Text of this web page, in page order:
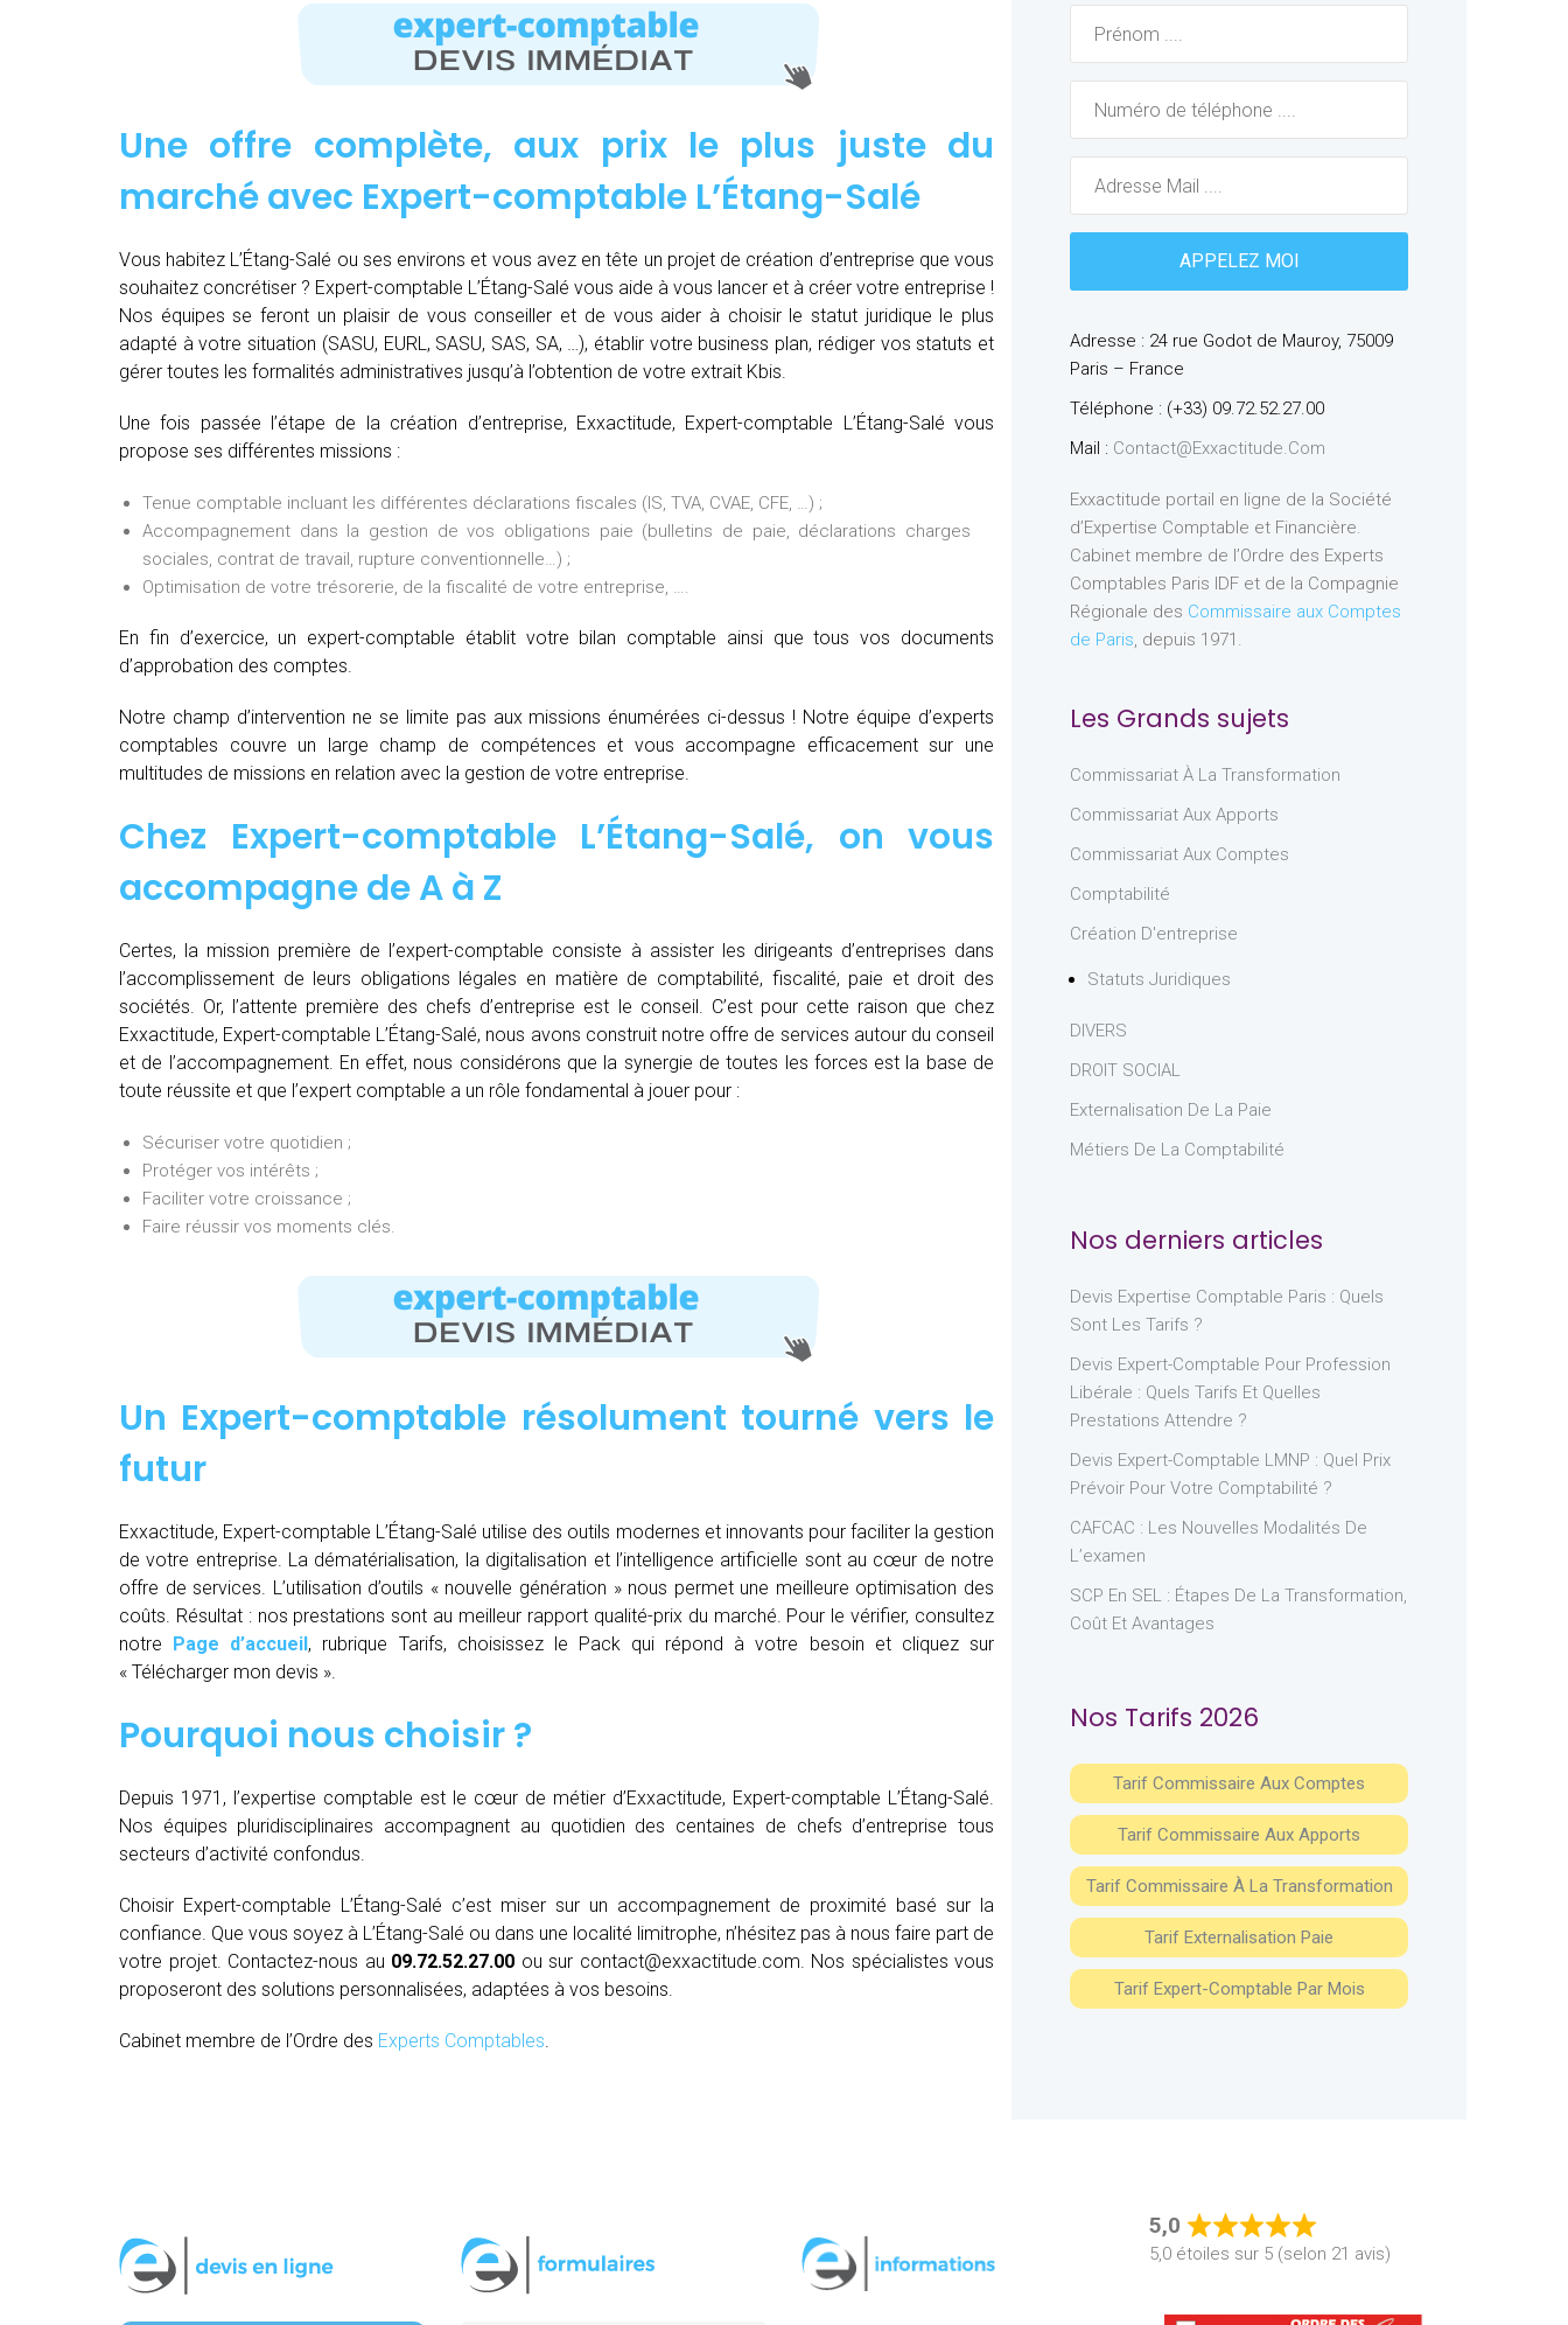
Une offre complète, aux prix le plus juste du
marché avec Expert-comptable L’Étang-Salé
Vous habitez L’Étang-Salé ou ses environs et vous avez en tête un projet de création d’entreprise que vous
souhaitez concrétiser ? Expert-comptable L’Étang-Salé vous aide à vous lancer et à créer votre entreprise !
Nos équipes se feront un plaisir de vous conseiller et de vous aider à choisir le statut juridique le plus
adapté à votre situation (SASU, EURL, SASU, SAS, SA, …), établir votre business plan, rédiger vos statuts et
gérer toutes les formalités administratives jusqu’à l’obtention de votre extrait Kbis.
Une fois passée l’étape de la création d’entreprise, Exxactitude, Expert-comptable L’Étang-Salé vous
propose ses différentes missions :
Tenue comptable incluant les différentes déclarations fiscales (IS, TVA, CVAE, CFE, …) ;
Accompagnement dans la gestion de vos obligations paie (bulletins de paie, déclarations charges
sociales, contrat de travail, rupture conventionnelle…) ;
Optimisation de votre trésorerie, de la fiscalité de votre entreprise, ….
En fin d’exercice, un expert-comptable établit votre bilan comptable ainsi que tous vos documents
d’approbation des comptes.
Notre champ d’intervention ne se limite pas aux missions énumérées ci-dessus ! Notre équipe d’experts
comptables couvre un large champ de compétences et vous accompagne efficacement sur une
multitudes de missions en relation avec la gestion de votre entreprise.
Chez Expert-comptable L’Étang-Salé, on vous
accompagne deA à Z
Certes, la mission première de l’expert-comptable consiste à assister les dirigeants d’entreprises dans
l’accomplissement de leurs obligations légales en matière de comptabilité, fiscalité, paie et droit des
sociétés. Or, l’attente première des chefs d’entreprise est le conseil. C’est pour cette raison que chez
Exxactitude, Expert-comptable L’Étang-Salé, nous avons construit notre offre de services autour du conseil
et de l’accompagnement. En effet, nous considérons que la synergie de toutes les forces est la base de
toute réussite et que l’expert comptable a un rôle fondamental à jouer pour :
Sécuriser votre quotidien ;
Protéger vos intérêts ;
Faciliter votre croissance ;
Faire réussir vos moments clés.
Un Expert-comptable résolument tourné vers le
futur
Exxactitude, Expert-comptable L’Étang-Salé utilise des outils modernes et innovants pour faciliter la gestion
de votre entreprise. La dématérialisation, la digitalisation et l’intelligence artificielle sont au cœur de notre
offre de services. L’utilisation d’outils « nouvelle génération » nous permet une meilleure optimisation des
coûts. Résultat : nos prestations sont au meilleur rapport qualité-prix du marché. Pour le vérifier, consultez
notre Page d’accueil, rubrique Tarifs, choisissez le Pack qui répond à votre besoin et cliquez sur
« Télécharger mon devis ».
Pourquoi nous choisir ?
Depuis 1971, l’expertise comptable est le cœur de métier d’Exxactitude, Expert-comptable L’Étang-Salé.
Nos équipes pluridisciplinaires accompagnent au quotidien des centaines de chefs d’entreprise tous
secteurs d’activité confondus.
Choisir Expert-comptable L’Étang-Salé c’est miser sur un accompagnement de proximité basé sur la
confiance. Que vous soyez à L’Étang-Salé ou dans une localité limitrophe, n’hésitez pas à nous faire part de
votre projet. Contactez-nous au 09.72.52.27.00 ou sur contact@exxactitude.com. Nos spécialistes vous
proposeront des solutions personnalisées, adaptées à vos besoins.
Cabinet membre de l’Ordre des Experts Comptables.
Adresse : 24 rue Godot de Mauroy, 75009
Paris – France
Téléphone : (+33) 09.72.52.27.00
Mail : Contact@exxactitude.com
Exxactitude portail en ligne de la Société
d’Expertise Comptable et Financière.
Cabinet membre de l’Ordre des Experts
Comptables Paris IDF et de la Compagnie
Régionale des Commissaire aux Comptes
de Paris, depuis 1971.
Les Grands sujets
Commissariat À La Transformation
Commissariat Aux Apports
Commissariat Aux Comptes
Comptabilité
Création D'entreprise
Statuts Juridiques
DIVERS
DROIT SOCIAL
Externalisation De La Paie
Métiers De La Comptabilité
Nos derniers articles
Devis Expertise Comptable Paris : Quels
Sont Les Tarifs ?
Devis Expert-Comptable Pour Profession
Libérale : Quels Tarifs Et Quelles
Prestations Attendre ?
Devis Expert-Comptable LMNP : Quel Prix
Prévoir Pour Votre Comptabilité ?
CAFCAC : Les Nouvelles Modalités De
L’examen
SCP En SEL : Étapes De La Transformation,
Coût Et Avantages
Nos Tarifs 2026
Tarif Commissaire Aux Comptes
Tarif Commissaire Aux Apports
Tarif Commissaire À La Transformation
Tarif Externalisation Paie
Tarif Expert-Comptable Par Mois
5,0
Rated
5,0
5,0 étoiles sur 5 (selon 21 avis)